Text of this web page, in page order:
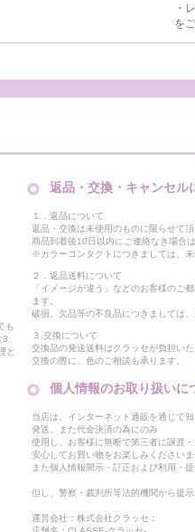
・
を
も
3
と
返品・交換・キャンセル
１．返品について
返品・交換は未使用のものに限らせて頂
商品到着後10日以内にご連絡なき場合
※カラーコンタクトにつきましては、
２．返品送料について
「イメージが違う」などのお客様のご
ます。
破損、欠品等の不良品につきましては
３.交換について
交換品の発送送料はクラッセが負担い
交換の際に、色のご相談も承ります。
個人情報のお取り扱いに
当店は、インターネット通販を通じて
発送、また代金決済の為にのみ
使用し、お客様に無断で第三者に譲渡
安心してお買い物をお楽しみくださいま
また個人情報開示・訂正および利用・
但し、警察・裁判所等法的機関から提
運営会社：株式会社クラッセ：